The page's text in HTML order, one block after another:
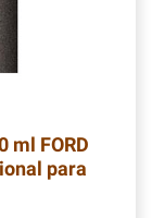
ml FORD
para